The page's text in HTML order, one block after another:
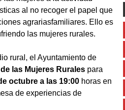
al no recoger el papel que
agrariasfamiliares. Ello es
las mujeres rurales.
rural, el Ayuntamiento de
las Mujeres Rurales para
octubre a las 19:00 horas en
de experiencias de